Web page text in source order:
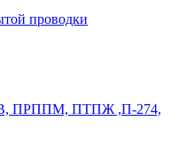
проводки
ПРППМ, ПТПЖ ,П-274,